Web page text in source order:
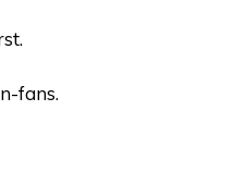
fans.